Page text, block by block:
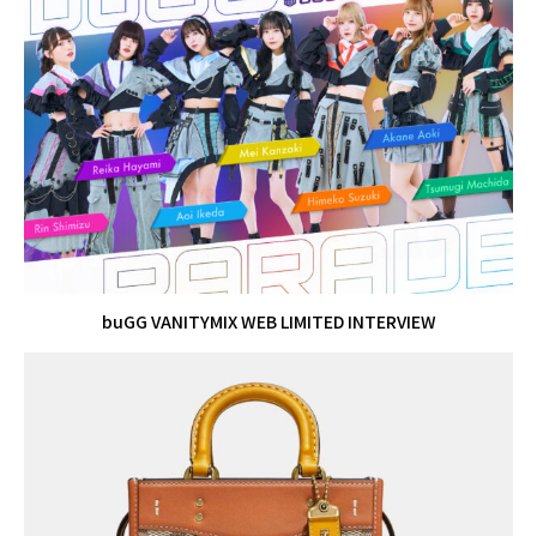
buGG VANITYMIX WEB LIMITED INTERVIEW